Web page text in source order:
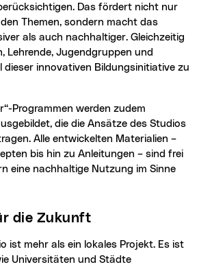
Das fördert nicht nur
Themen, sondern macht das
als auch nachhaltiger. Gleichzeitig
Lehrende, Jugendgruppen und
dieser innovativen Bildungsinitiative zu
die die Ansätze des Studios
Alle entwickelten Materialien –
bis hin zu Anleitungen – sind frei
eine nachhaltige Nutzung im Sinne
die Zukunft
Universitäten und Städte